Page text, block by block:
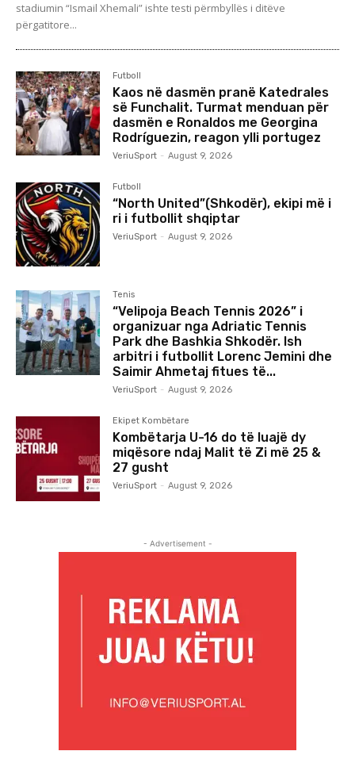
stadiumin “Ismail Xhemali” ishte testi përmbyllës i ditëve
përgatitore...
Futboll
Kaos në dasmën pranë Katedrales
së Funchalit. Turmat menduan për
dasmën e Ronaldos me Georgina
Rodríguezin, reagon ylli portugez
VeriuSport - August 9, 2026
Futboll
“North United”(Shkodër), ekipi më i
ri i futbollit shqiptar
VeriuSport - August 9, 2026
Tenis
“Velipoja Beach Tennis 2026” i
organizuar nga Adriatic Tennis
Park dhe Bashkia Shkodër. Ish
arbitri i futbollit Lorenc Jemini dhe
Saimir Ahmetaj fitues të...
VeriuSport - August 9, 2026
Ekipet Kombëtare
Kombëtarja U-16 do të luajë dy
miqësore ndaj Malit të Zi më 25 &
27 gusht
VeriuSport - August 9, 2026
- Advertisement -